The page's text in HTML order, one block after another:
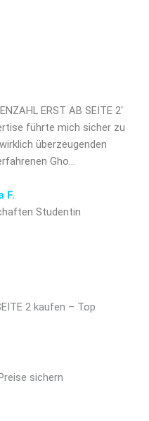
ERST AB SEITE 2‘
führte mich sicher zu
überzeugenden
Gho…
F.
Studentin
2 kaufen – Top
sichern